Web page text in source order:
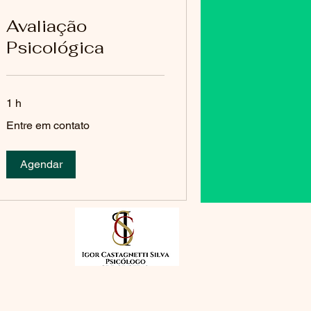
Avaliação
Psicológica
1 h
em
Entre em contato
Agendar